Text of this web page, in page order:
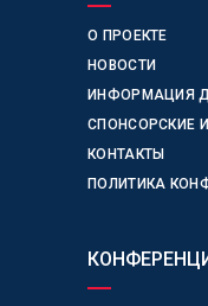
О ПРОЕКТЕ
НОВОСТИ
ИНФОРМАЦИЯ
СПОНСОРСКИЕ
КОНТАКТЫ
ПОЛИТИКА